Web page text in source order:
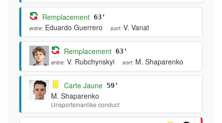
Remplacement 63'
entre: Eduardo Guerrero sort: V. Vanat
Remplacement 63'
entre: V. Rubchynskyi sort: M. Shaparenko
Carte Jaune 59'
M. Shaparenko
Unsportsmanlike conduct